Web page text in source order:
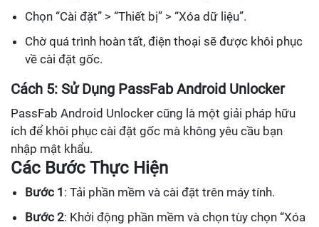
Chọn “Cài đặt” > “Thiết bị” > “Xóa dữ liệu”.
Chờ quá trình hoàn tất, điện thoại sẽ được khôi phục
về cài đặt gốc.
Cách 5: Sử Dụng PassFab Android Unlocker
PassFab Android Unlocker cũng là một giải pháp hữu
ích để khôi phục cài đặt gốc mà không yêu cầu bạn
nhập mật khẩu.
Các Bước Thực Hiện
Bước 1 : Tải phần mềm và cài đặt trên máy tính.
Bước 2: Khởi động phần mềm và chọn tùy chọn “Xóa